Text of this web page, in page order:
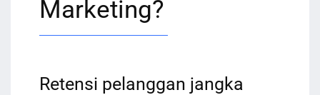
Marketing?
Retensi pelanggan jangka